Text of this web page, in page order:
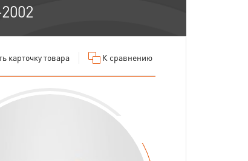
карточку товара К сравнению